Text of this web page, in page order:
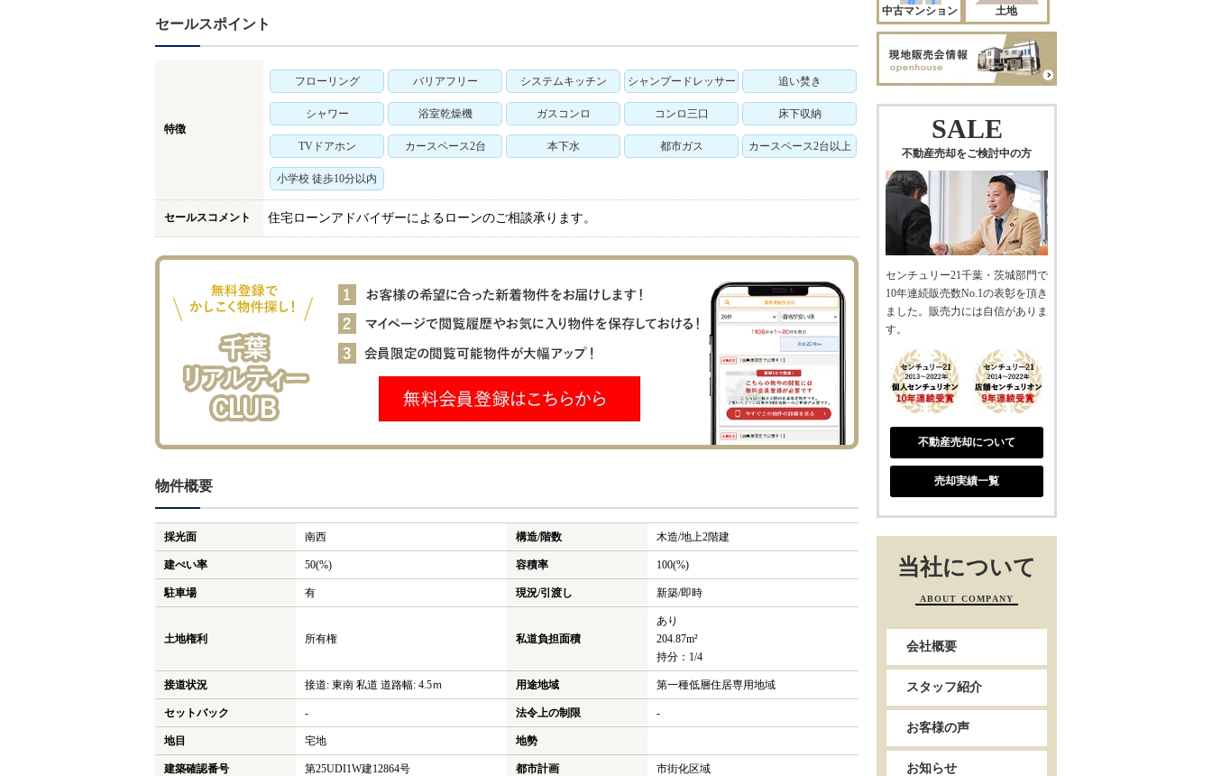
セールスポイント
特徴
フローリング バリアフリー システムキッチン シャンプードレッサー 追い焚き
シャワー 浴室乾燥機 ガスコンロ コンロ三口 床下収納
TVドアホン カースペース2台 本下水 都市ガス カースペース2台以上
小学校 徒歩10分以内
セールスコメント 住宅ローンアドバイザーによるローンのご相談承ります。
物件概要
採光面 南西 構造/階数 木造/地上2階建
建ぺい率 50(%) 容積率 100(%)
駐車場 有 現況/引渡し 新築/即時
土地権利 所有権 私道負担面積
あり
204.87m²
持分：1/4
接道状況 接道: 東南 私道 道路幅: 4.5ｍ 用途地域 第一種低層住居専用地域
セットバック - 法令上の制限 -
地目 宅地 地勢
建築確認番号 第25UDI1W建12864号 都市計画 市街化区域
中古マンション 土地
SALE
不動産売却をご検討中の方
センチュリー21千葉・茨城部門で
10年連続販売数No.1の表彰を頂き
ました。販売力には自信がありま
す。
不動産売却について
売却実績一覧
当社について
ABOUT COMPANY
会社概要
スタッフ紹介
お客様の声
お知らせ